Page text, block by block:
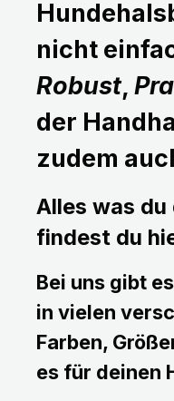
nicht
Robust,
der
zudem
Alles was
findest du
Bei uns gibt
in vielen
Farben,
es für deinen